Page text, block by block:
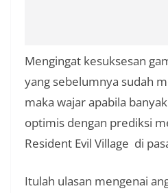
Mengingat kesuksesan
yang sebelumnya sudah
maka wajar apabila
optimis dengan prediksi
Resident Evil Village di
Itulah ulasan mengenai